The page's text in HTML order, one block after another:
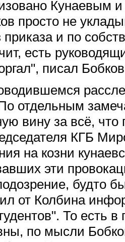
Кунаевым
просто не
приказа и по
есть
писал
отдельным
вину за всё,
КГБ
на козни
эти
будто
от Колбина
То есть
по мысли